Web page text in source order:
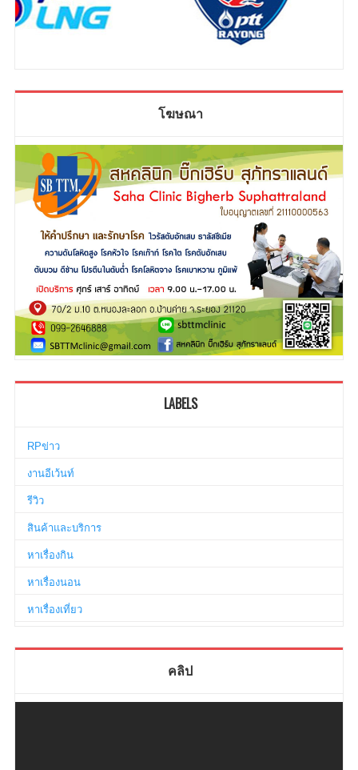
โฆษณา
LABELS
RPข่าว
งานอีเว้นท์
รีวิว
สินค้าและบริการ
หาเรื่องกิน
หาเรื่องนอน
หาเรื่องเที่ยว
คลิป